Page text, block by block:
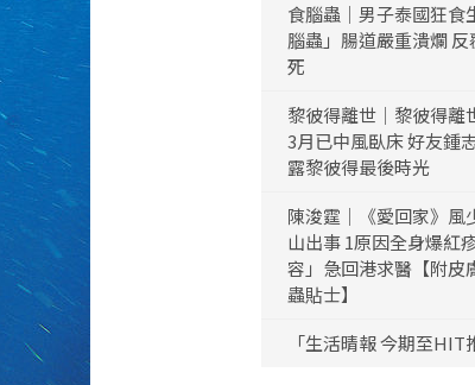
食腦蟲｜男子泰國狂食
腦蟲」腸道嚴重潰爛
死
黎彼得離世｜黎彼得離
3月已中風臥床 好友鍾
露黎彼得最後時光
陳浚霆｜《愛回家》風
山出事 1原因全身爆紅
容」急回港求醫【附皮
蟲貼士】
「生活晴報 今期至HIT